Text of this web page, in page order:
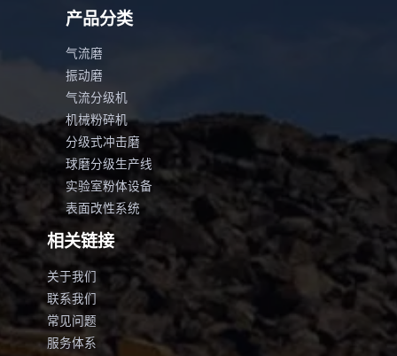
产品分类
气流磨
振动磨
气流分级机
机械粉碎机
分级式冲击磨
球磨分级生产线
实验室粉体设备
表面改性系统
相关链接
关于我们
联系我们
常见问题
服务体系